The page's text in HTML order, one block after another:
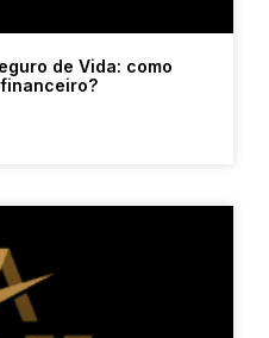
de Vida: como